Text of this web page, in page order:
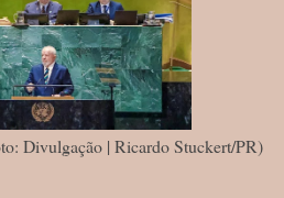
Divulgação | Ricardo Stuckert/PR)